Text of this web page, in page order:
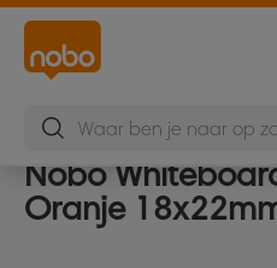
Nobo
Oranje